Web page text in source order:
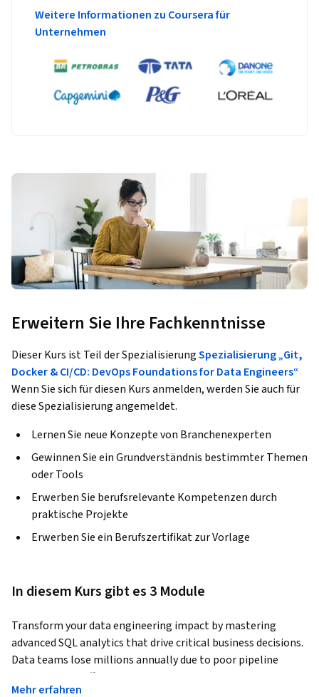
Weitere Informationen zu Coursera für
Unternehmen
Erweitern Sie Ihre Fachkenntnisse
Dieser Kurs ist Teil der SpezialisierungSpezialisierung „Git,
Docker & CI/CD: DevOps Foundations for Data Engineers“
Wenn Sie sich für diesen Kurs anmelden, werden Sie auch für
diese Spezialisierung angemeldet.
Lernen Sie neue Konzepte von Branchenexperten
Gewinnen Sie ein Grundverständnis bestimmter Themen
oder Tools
Erwerben Sie berufsrelevante Kompetenzen durch
praktische Projekte
Erwerben Sie ein Berufszertifikat zur Vorlage
In diesem Kurs gibt es 3 Module
Transform your data engineering impact by mastering
advanced SQL analytics that drive critical business decisions.
Data teams lose millions annually due to poor pipeline
monitoring, inefficient scaling decisions, and missed data
Mehr erfahren